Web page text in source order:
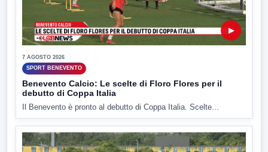
▶
7 AGOSTO 2026
SPORT BENEVENTO
Benevento Calcio: Le scelte di Floro Flores per il
debutto di Coppa Italia
Il Benevento è pronto al debutto di Coppa Italia. Scelte...